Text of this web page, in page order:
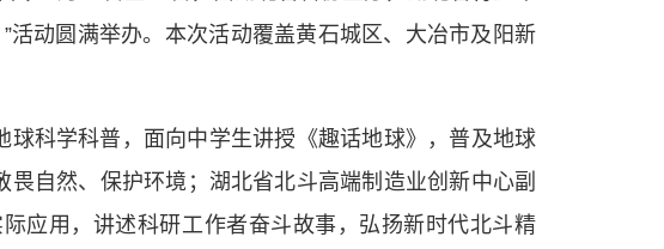
——习近平 2016.5.30
发展服务、为提高全民科学素质服务、为党和政府科
学决策服务，更广泛地把广大科技工作者团结在党的
世界、面向未来，增进对国际科技界的开放、信任、
动圆满举办。本次活动覆盖黄石城区、大冶市及阳新
科学科普，面向中学生讲授《趣话地球》，普及地球
自然、保护环境；湖北省北斗高端制造业创新中心副
应用，讲述科研工作者奋斗故事，弘扬新时代北斗精